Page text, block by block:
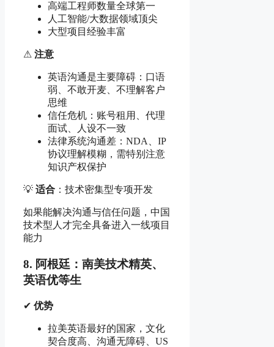
高端工程师数量全球第一
人工智能/大数据领域顶尖
大型项目经验丰富
⚠ 注意
英语沟通是主要障碍：口语
弱、不敢开麦、不理解客户
思维
信任危机：账号租用、代理
面试、人设不一致
法律系统沟通差：NDA、IP
协议理解模糊，需特别注意
知识产权保护
💡 适合 ：技术密集型专项开发
如果能解决沟通与信任问题，中国
技术型人才完全具备进入一线项目
能力
8. 阿根廷：南美技术精英、
英语优等生
✔ 优势
拉美英语最好的国家，文化
契合度高、沟通无障碍、US